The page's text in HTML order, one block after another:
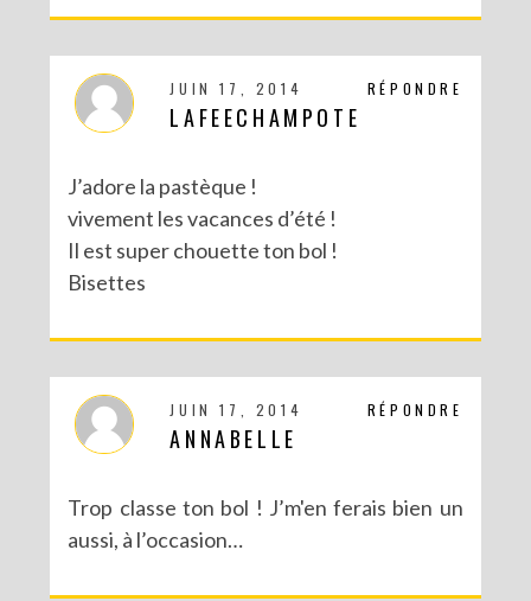
RÉPONDRE
JUIN 17, 2014
LAFEECHAMPOTE
J’adore la pastèque !
vivement les vacances d’été !
Il est super chouette ton bol !
Bisettes
RÉPONDRE
JUIN 17, 2014
ANNABELLE
Trop classe ton bol ! J’m'en ferais bien un
aussi, à l’occasion…